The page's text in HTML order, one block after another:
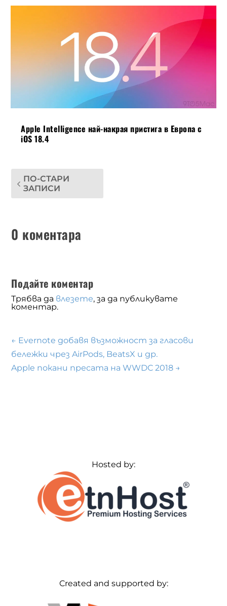
Apple Intelligence най-накрая пристига в Европа с
iOS 18.4
ПО-СТАРИ
ЗАПИСИ
0 коментара
Подайте коментар
Трябва да влезете, за да публикувате
коментар.
← Evernote добавя възможност за гласови
бележки чрез AirPods, BeatsX и др.
Apple покани пресата на WWDC 2018 →
Hosted by:
Created and supported by: